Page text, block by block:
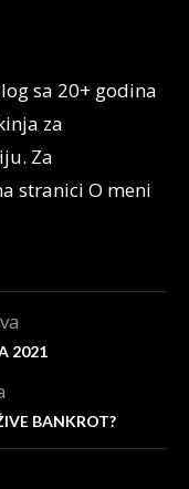
sa 20+ godina
za
Za
stranici O meni
2021
BANKROT?